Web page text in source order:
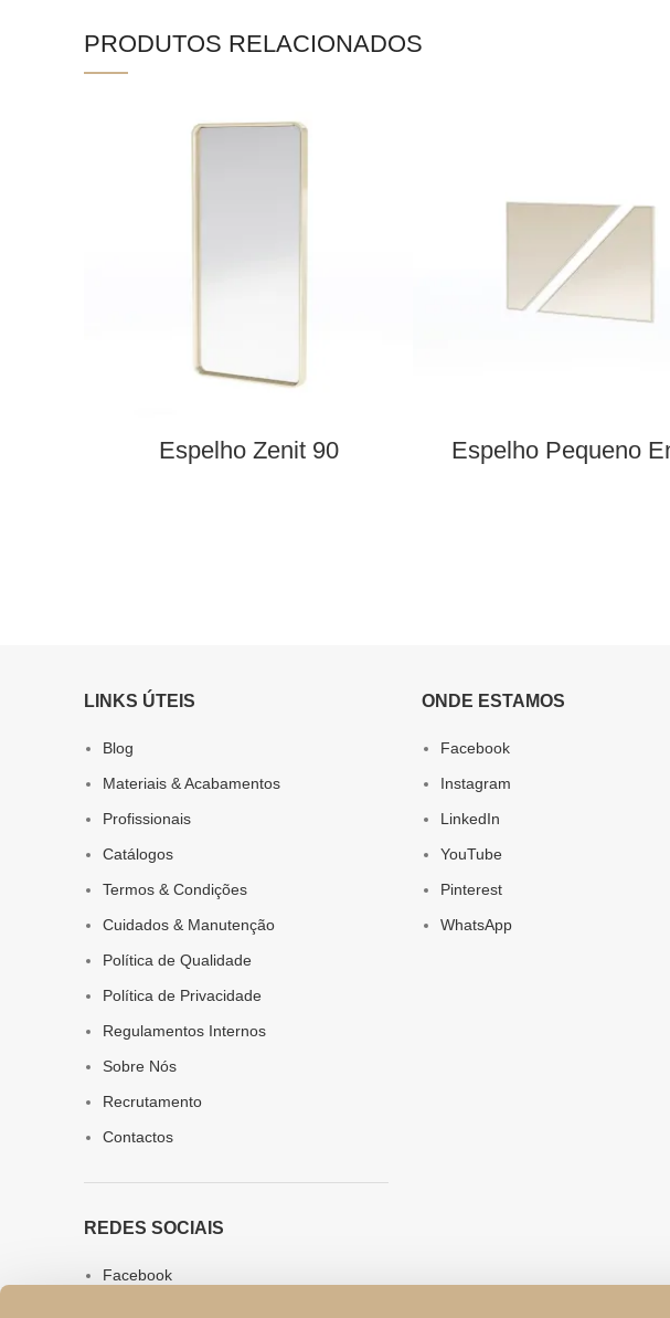
PRODUTOS RELACIONADOS
Espelho Zenit 90 Espelho Pequeno
LINKS ÚTEIS
Blog
Materiais & Acabamentos
Profissionais
Catálogos
Termos & Condições
Cuidados & Manutenção
Política de Qualidade
Política de Privacidade
Regulamentos Internos
Sobre Nós
Recrutamento
Contactos
REDES SOCIAIS
Facebook
ONDE ESTAMOS
Facebook
Instagram
LinkedIn
YouTube
Pinterest
WhatsApp